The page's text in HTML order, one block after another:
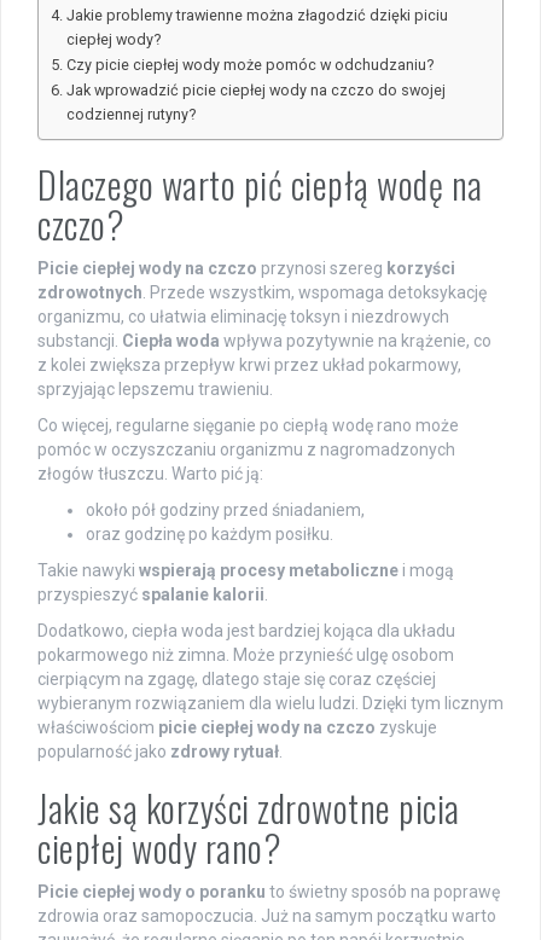
Jakie problemy trawienne można złagodzić dzięki piciu
ciepłej wody?
Czy picie ciepłej wody może pomóc w odchudzaniu?
Jak wprowadzić picie ciepłej wody na czczo do swojej
codziennej rutyny?
Dlaczego warto pić ciepłą wodę na
czczo?
Picie ciepłej wody na czczo przynosi szereg korzyści
zdrowotnych . Przede wszystkim, wspomaga detoksykację
organizmu, co ułatwia eliminację toksyn i niezdrowych
substancji. Ciepła woda wpływa pozytywnie na krążenie, co
z kolei zwiększa przepływ krwi przez układ pokarmowy,
sprzyjając lepszemu trawieniu.
Co więcej, regularne sięganie po ciepłą wodę rano może
pomóc w oczyszczaniu organizmu z nagromadzonych
złogów tłuszczu. Warto pić ją:
około pół godziny przed śniadaniem,
oraz godzinę po każdym posiłku.
Takie nawyki wspierają procesy metaboliczne i mogą
przyspieszyć spalanie kalorii
Dodatkowo, ciepła woda jest bardziej kojąca dla układu
pokarmowego niż zimna. Może przynieść ulgę osobom
cierpiącym na zgagę, dlatego staje się coraz częściej
wybieranym rozwiązaniem dla wielu ludzi. Dzięki tym licznym
właściwościom picie ciepłej wody na czczo zyskuje
popularność jako zdrowy rytuał
Jakie są korzyści zdrowotne picia
ciepłej wody rano?
Picie ciepłej wody o poranku to świetny sposób na poprawę
zdrowia oraz samopoczucia. Już na samym początku warto